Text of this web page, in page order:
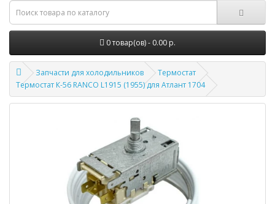
0 товар(ов) - 0.00 р.
Запчасти для холодильников
Термостат
Термостат К-56 RANCO L1915 (1955) для Атлант 1704